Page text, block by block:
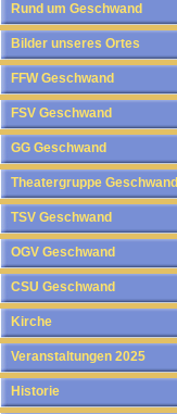
Rund um Geschwand
Bilder unseres Ortes
FFW Geschwand
FSV Geschwand
GG Geschwand
Theatergruppe Geschwand
TSV Geschwand
OGV Geschwand
CSU Geschwand
Kirche
Veranstaltungen 2025
Historie